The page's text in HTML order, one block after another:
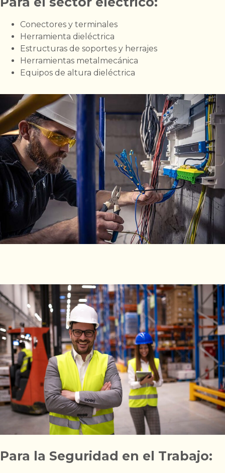
Conectores y terminales
Herramienta dieléctrica
Estructuras de soportes y herrajes
Herramientas metalmecánica
Equipos de altura dieléctrica
Para la Seguridad en el Trabajo: